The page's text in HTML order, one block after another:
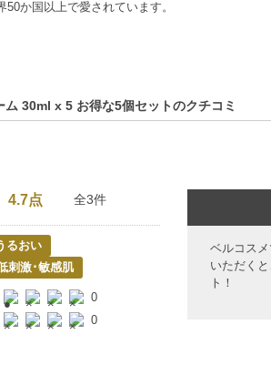
50か国以上で愛されています。
30ml x 5 お得な5個セットのクチコミ
4.7点 全3件
るおい
刺激･敏感肌
0
0
ベルコス
いただく
ト！